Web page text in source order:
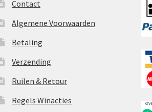
Contact
Algemene Voorwaarden
Betaling
Verzending
Ruilen & Retour
Regels Winacties